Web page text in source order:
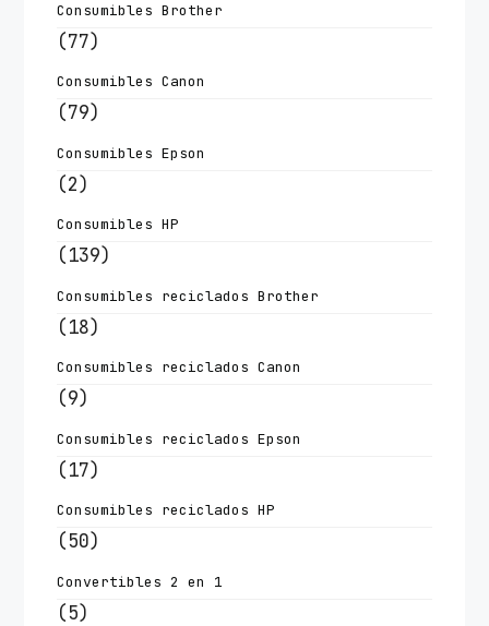
Consumibles Brother
(77)
Consumibles Canon
(79)
Consumibles Epson
(2)
Consumibles HP
(139)
Consumibles reciclados Brother
(18)
Consumibles reciclados Canon
(9)
Consumibles reciclados Epson
(17)
Consumibles reciclados HP
(50)
Convertibles 2 en 1
(5)